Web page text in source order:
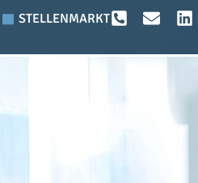
STELLENMARKT